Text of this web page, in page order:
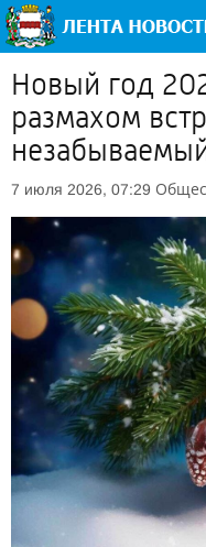
Новый год
размахом
7 июля 2026, 07:29